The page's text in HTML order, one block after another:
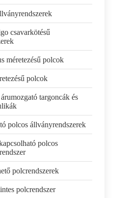
csavarkötésű
méretezésű polcok
polcok
targoncák és
polcos állványrendszerek
polcos
polcrendszerek
polcrendszer